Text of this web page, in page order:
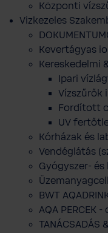
Központi
Vizkezeles
Kevertágyas
Kereskedelmi
Ipari
Vízszűrők
Fordított
UV
Kórházak és
Vendéglátás
Gyógyszer-
BWT
AQA PERCEK
TANÁCSADÁS